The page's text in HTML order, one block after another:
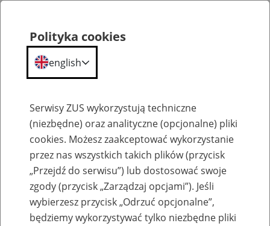
Szkolenia
Polityka cookies
english
Serwisy ZUS wykorzystują techniczne
(niezbędne) oraz analityczne (opcjonalne) pliki
cookies. Możesz zaakceptować wykorzystanie
przez nas wszystkich takich plików (przycisk
„Przejdź do serwisu”) lub dostosować swoje
zgody (przycisk „Zarządzaj opcjami”). Jeśli
wybierzesz przycisk „Odrzuć opcjonalne”,
będziemy wykorzystywać tylko niezbędne pliki